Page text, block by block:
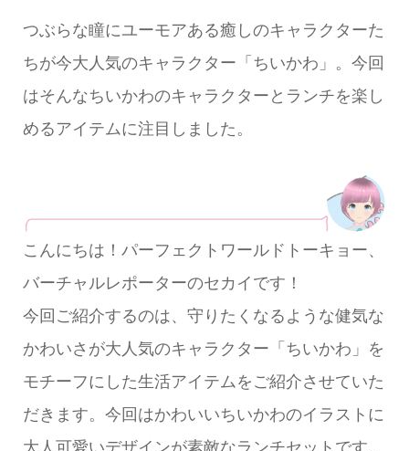
つぶらな瞳にユーモアある癒しのキャラクターた
ちが今大人気のキャラクター「ちいかわ」。今回
はそんなちいかわのキャラクターとランチを楽し
めるアイテムに注目しました。
こんにちは！パーフェクトワールドトーキョー、
バーチャルレポーターのセカイです！
今回ご紹介するのは、守りたくなるような健気な
かわいさが大人気のキャラクター「ちいかわ」を
モチーフにした生活アイテムをご紹介させていた
だきます。今回はかわいいちいかわのイラストに
大人可愛いデザインが素敵なランチセットです。